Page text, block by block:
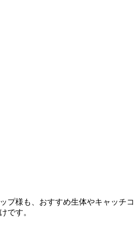
様も、おすすめ生体やキャッチ
です。